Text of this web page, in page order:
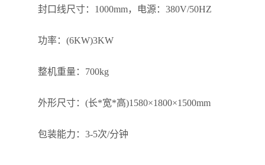
封口线尺寸：1000mm，电源：380V/50HZ
功率：(6KW)3KW
整机重量：700kg
外形尺寸：(长*宽*高)1580×1800×1500mm
包装能力：3-5次/分钟